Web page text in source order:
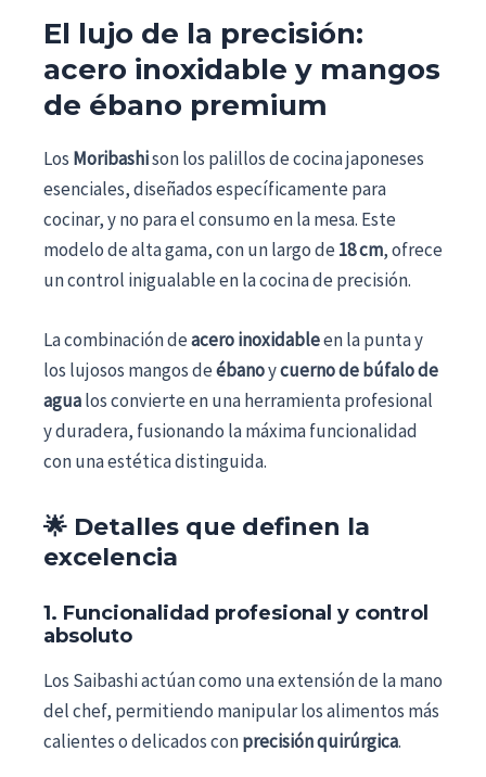
El lujo de la precisión:
acero inoxidable y mangos
de ébano premium
Los Moribashison los palillos de cocina japoneses
esenciales, diseñados específicamente para
cocinar, y no para el consumo en la mesa. Este
modelo de alta gama, con un largo de18 cm, ofrece
un control inigualable en la cocina de precisión.
La combinación deacero inoxidableen la punta y
los lujosos mangos deébanoycuerno de búfalo de
agualos convierte en una herramienta profesional
y duradera, fusionando la máxima funcionalidad
con una estética distinguida.
🌟 Detalles que definen la
excelencia
1. Funcionalidad profesional y control
absoluto
Los Saibashi actúan como una extensión de la mano
del chef, permitiendo manipular los alimentos más
calientes o delicados conprecisión quirúrgica.